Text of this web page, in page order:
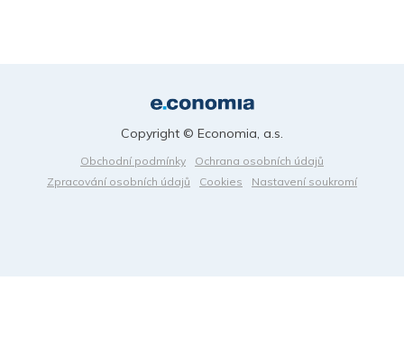
Obchodní podmínky
Ochrana osobních údajů
Zpracování osobních údajů
Cookies Nastavení soukromí
Copyright © Economia, a.s.